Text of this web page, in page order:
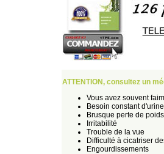
ATTENTION, consultez un
Vous avez souvent
Besoin constant
Brusque perte de
Irritabilité
Trouble de la vue
Difficulté à cicatriser
Engourdissements